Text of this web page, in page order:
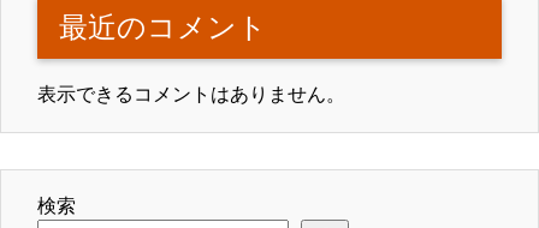
最近のコメント
表示できるコメントはありません。
検索